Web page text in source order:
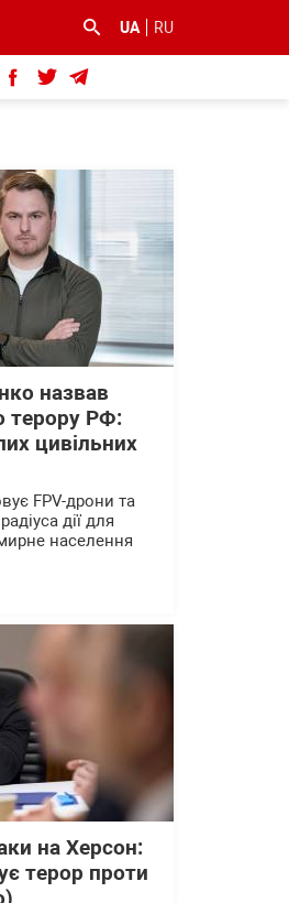
UA RU
назвав
терору РФ:
цивільних
FPV-дрони та
дії для
населення
на Херсон:
терор проти